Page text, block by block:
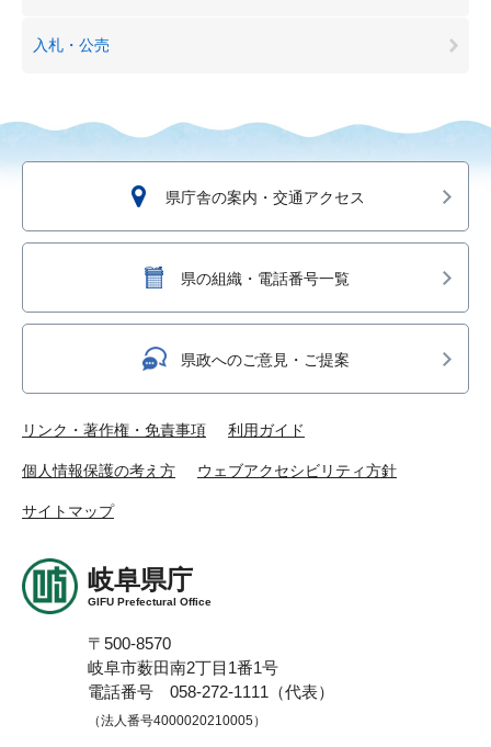
入札・公売
県庁舎の案内・交通アクセス
県の組織・電話番号一覧
県政へのご意見・ご提案
リンク・著作権・免責事項 利用ガイド
個人情報保護の考え方 ウェブアクセシビリティ方針
サイトマップ
岐阜県庁
GIFU Prefectural Office
〒500-8570
岐阜市薮田南2丁目1番1号
電話番号 058-272-1111（代表）
（法人番号4000020210005）